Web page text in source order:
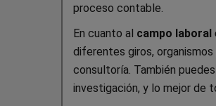
proceso contable.
En cuanto al campo
diferentes giros,
consultoría. También
investigación, y lo mejor de